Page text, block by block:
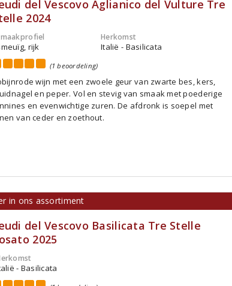
del Vescovo Aglianico del Vulture Tre
2024
rijk
Herkomst
Italië - Basilicata
(1 beoordeling)
wijn met een zwoele geur van zwarte bes, kers,
en peper. Vol en stevig van smaak met poederige
en evenwichtige zuren. De afdronk is soepel met
van ceder en zoethout.
in ons assortiment
del Vescovo Basilicata Tre Stelle
2025
- Basilicata